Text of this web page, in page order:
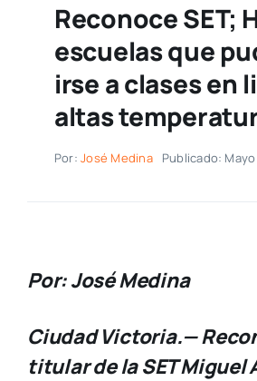
Reconoce SET;
escuelas que
irse a clases en
altas
Por:José Medina Publicado: Mayo
Por: José Medina
Ciudad Victoria.—
titular de la SET Miguel